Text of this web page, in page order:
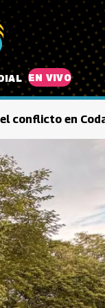
EN VIVO
conflicto en